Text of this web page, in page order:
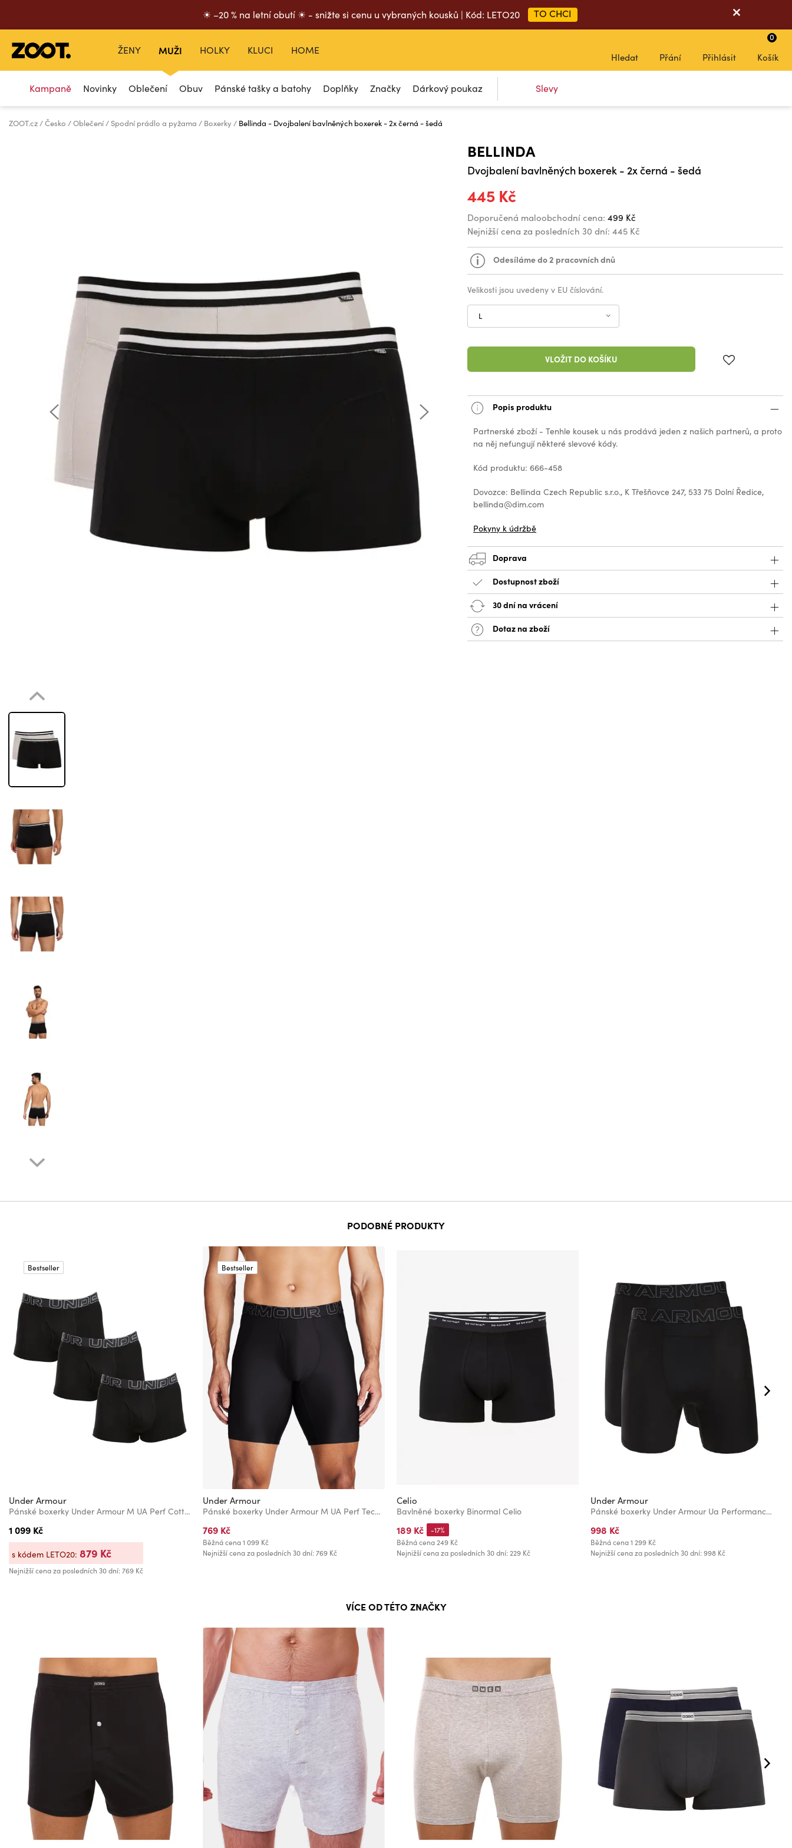
☀ –20 % na letní obutí ☀ - snižte si cenu u vybraných kousků | Kód: LETO20 TO CHCI
ŽENY MUŽI
Kampaně Novinky Oblečení Obuv Pánské tašky a batohy Doplňky Značky Dárkový poukaz Slevy
HOLKY KLUCI HOME
Hledat Přání Přihlásit Košík
0
ZOOT.cz Česko Oblečení Spodní prádlo a pyžama Boxerky Bellinda - Dvojbalení bavlněných boxerek - 2x černá - šedá
BELLINDA
Dvojbalení bavlněných boxerek - 2x černá - šedá
445 Kč
Doporučená maloobchodní cena: 499 Kč
Nejnižší cena za posledních 30 dní: 445 Kč
Odesíláme do 2 pracovních dnů
Velikosti jsou uvedeny v EU číslování.
L
VLOŽIT DO KOŠÍKU
Popis produktu
Partnerské zboží - Tenhle kousek u nás prodává jeden z našich partnerů, a proto
na něj nefungují některé slevové kódy.
Kód produktu: 666-458
Dovozce: Bellinda Czech Republic s.r.o., K Třešňovce 247, 533 75 Dolní Ředice,
bellinda@dim.com
Pokyny k údržbě
Doprava
Dostupnost zboží
30 dní na vrácení
Dotaz na zboží
PODOBNÉ PRODUKTY
Bestseller
Under Armour
Pánské boxerky Under Armour M UA Perf Cotton 3in (3ks)
1 099 Kč
Nejnižší cena za posledních 30 dní: 769 Kč
s kódem LETO20: 879 Kč
Bestseller
Under Armour
Pánské boxerky Under Armour M UA Perf Tech 9in (3ks)
769 Kč
Běžná cena1 099 Kč
Nejnižší cena za posledních 30 dní: 769 Kč
Celio
Bavlněné boxerky Binormal Celio
189 Kč
Běžná cena249 Kč
Nejnižší cena za posledních 30 dní: 229 Kč
-17%
Under Armour
Pánské boxerky Under Armour Ua Performance Pouch - Solid 6in - 2
998 Kč
Běžná cena1 299 Kč
Nejnižší cena za posledních 30 dní: 998 Kč
VÍCE OD TÉTO ZNAČKY